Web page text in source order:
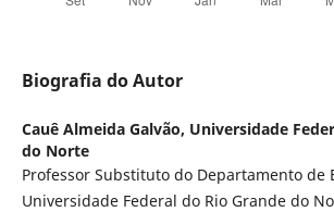
Biografia do Autor
Cauê Almeida Galvão, Universidade
do Norte
Professor Substituto do Departamento de
Universidade Federal do Rio Grande do